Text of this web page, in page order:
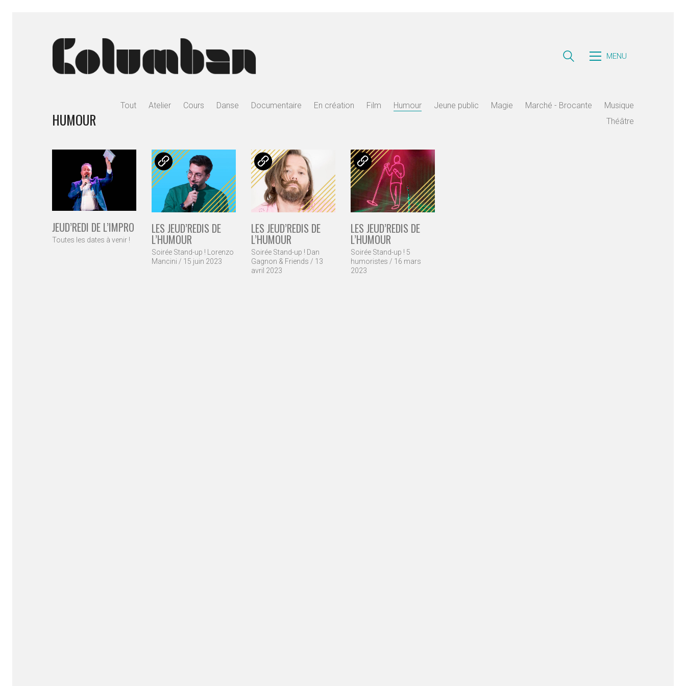
MENU
HUMOUR
Tout Atelier Cours Danse Documentaire En création Film Humour Jeune public Magie Marché - Brocante
Musique
Théâtre
JEUD’REDI DE L’IMPRO
Toutes les dates à venir !
LES JEUD’REDIS DE
L’HUMOUR
Soirée Stand-up ! Lorenzo
Mancini / 15 juin 2023
LES JEUD’REDIS DE
L’HUMOUR
Soirée Stand-up ! Dan
Gagnon & Friends / 13
avril 2023
LES JEUD’REDIS DE
L’HUMOUR
Soirée Stand-up ! 5
humoristes / 16 mars
2023